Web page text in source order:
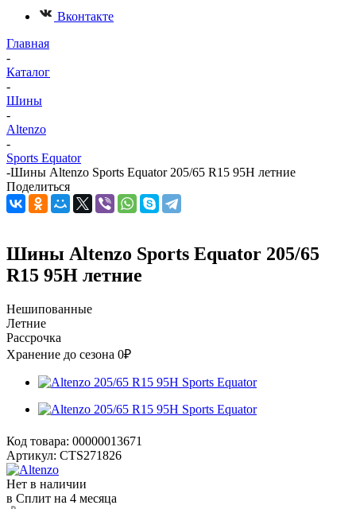
Вконтакте
Главная
-
Каталог
-
Шины
-
Altenzo
-
Sports Equator
-Шины Altenzo Sports Equator 205/65 R15 95H летние
Поделиться
Шины Altenzo Sports Equator 205/65
R15 95H летние
Нешипованные
Летние
Рассрочка
Хранение до сезона 0₽
Код товара: 00000013671
Артикул: CTS271826
Нет в наличии
в Сплит на 4 месяца